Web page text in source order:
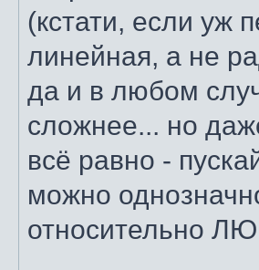
(кстати, если уж
линейная, а не
да и в любом
сложнее... но
всё равно -
можно
относительно